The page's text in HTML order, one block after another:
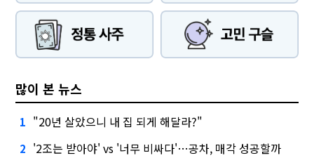
많이 본 뉴스
1 "20년 살았으니 내 집 되게 해달라?"
2 '2조는 받아야' vs '너무 비싸다'…공차, 매각 성공할까